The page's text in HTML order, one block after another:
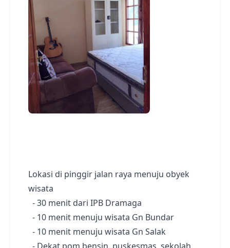
Lokasi di pinggir jalan raya menuju obyek
wisata
- 30 menit dari IPB Dramaga
- 10 menit menuju wisata Gn Bundar
- 10 menit menuju wisata Gn Salak